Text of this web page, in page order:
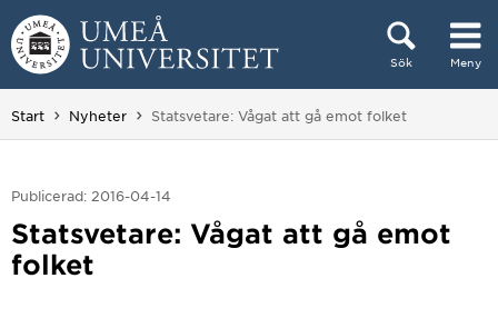
Hoppa direkt till innehållet
Sök Meny
Huvudmenyn dold.
Start Nyheter Du är här:
Statsvetare: Vågat att gå emot folket
Publicerad: 2016-04-14
Statsvetare: Vågat att gå emot
folket